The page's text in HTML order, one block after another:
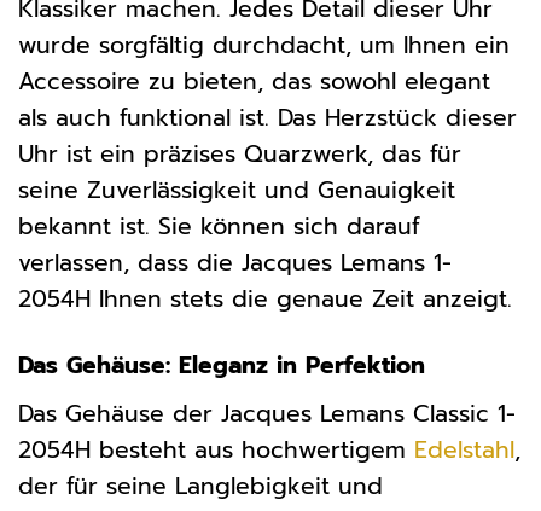
Klassiker machen. Jedes Detail dieser Uhr
wurde sorgfältig durchdacht, um Ihnen ein
Accessoire zu bieten, das sowohl elegant
als auch funktional ist. Das Herzstück dieser
Uhr ist ein präzises Quarzwerk, das für
seine Zuverlässigkeit und Genauigkeit
bekannt ist. Sie können sich darauf
verlassen, dass die Jacques Lemans 1-
2054H Ihnen stets die genaue Zeit anzeigt.
Das Gehäuse: Eleganz in Perfektion
Das Gehäuse der Jacques Lemans Classic 1-
2054H besteht aus hochwertigem Edelstahl,
der für seine Langlebigkeit und